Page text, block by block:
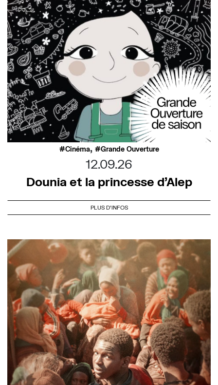
Cinéma, Grande Ouverture
12.09.26
Dounia et la princesse d’Alep
PLUS D'INFOS